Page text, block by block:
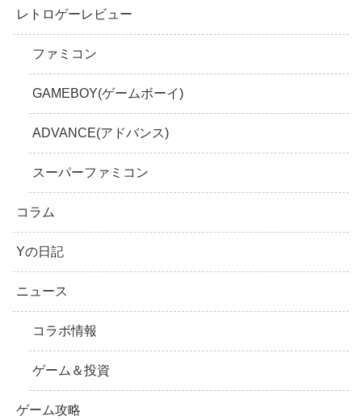
レトロゲーレビュー
ファミコン
GAMEBOY(ゲームボーイ)
ADVANCE(アドバンス)
スーパーファミコン
コラム
Yの日記
ニュース
コラボ情報
ゲーム＆投資
ゲーム攻略